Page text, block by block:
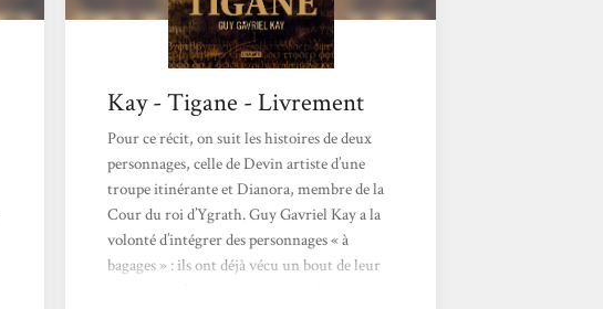
Kay - Tigane - Livrement
Pour ce récit, on suit les histoires de deux
personnages, celle de Devin artiste d’une
troupe itinérante et Dianora, membre de la
Cour du roi d’Ygrath. Guy Gavriel Kay a la
volonté d’intégrer des personnages « à
bagages » : ils ont déjà vécu un bout de leur